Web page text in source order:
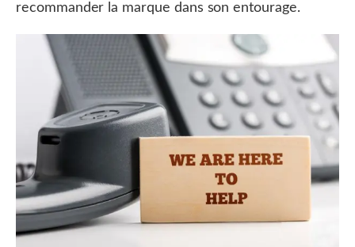
recommander la marque dans son entourage.